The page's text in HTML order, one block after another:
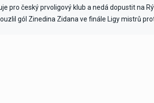
pro český prvoligový klub a nedá dopustit na
gól Zinedina Zidana ve finále Ligy mistrů